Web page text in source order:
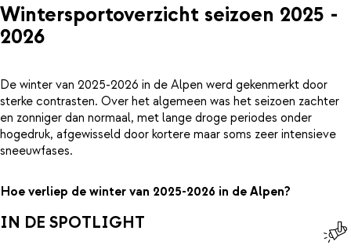
Wintersportoverzicht seizoen 2025 -
2026
De winter van 2025-2026 in de Alpen werd gekenmerkt door
sterke contrasten. Over het algemeen was het seizoen zachter
en zonniger dan normaal, met lange droge periodes onder
hogedruk, afgewisseld door kortere maar soms zeer intensieve
sneeuwfases.
Hoe verliep de winter van 2025-2026 in de Alpen?
IN DE SPOTLIGHT